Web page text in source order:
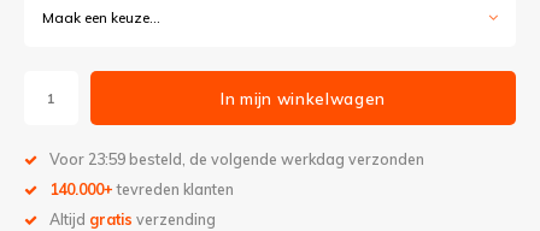
Maak een keuze...
In mijn winkelwagen
Voor 23:59 besteld, de volgende werkdag verzonden
140.000+ tevreden klanten
Altijd gratis verzending